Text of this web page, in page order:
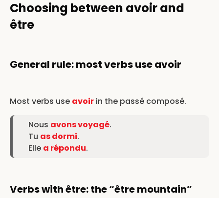
Choosing between avoir and
être
General rule: most verbs use avoir
Most verbs use avoir in the passé composé.
Nous avons voyagé.
Tu as dormi.
Elle a répondu.
Verbs with être: the “être mountain”